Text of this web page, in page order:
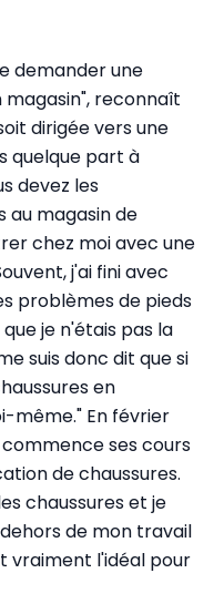
demander une
reconnaît
dirigée vers une
quelque part à
devez les
au magasin de
chez moi avec une
j'ai fini avec
problèmes de pieds
je n'étais pas la
suis donc dit que si
en
même." En février
ses cours
de chaussures.
chaussures et je
de mon travail
vraiment l'idéal pour